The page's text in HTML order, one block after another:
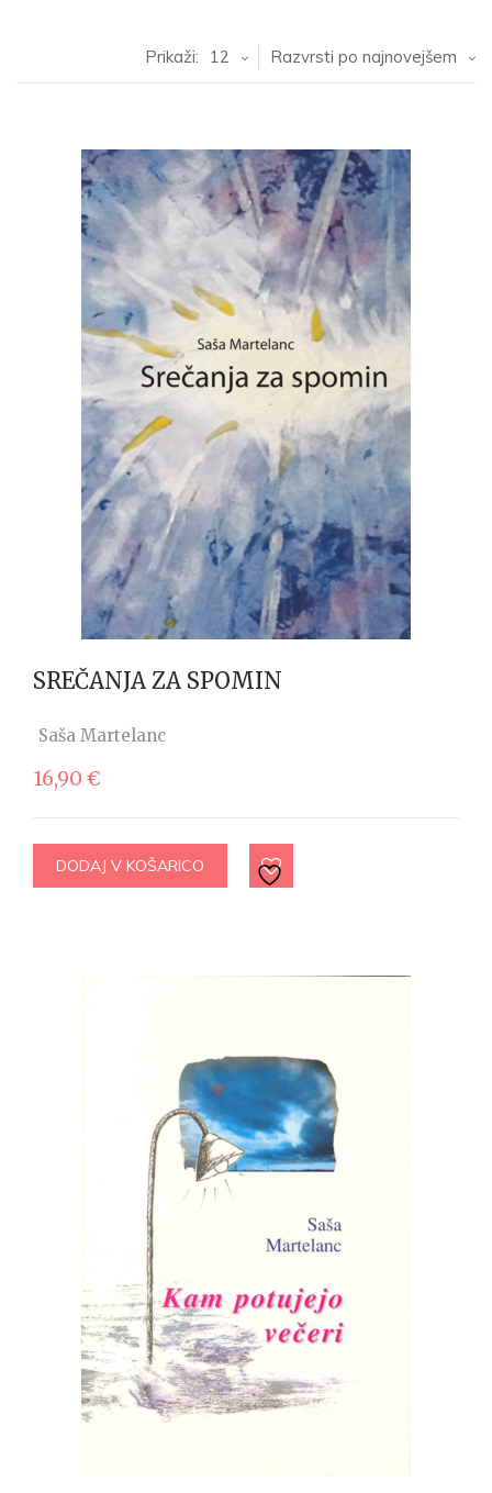
Razvrsti po najnovejšem
Prikaži: 12
SREČANJA ZA SPOMIN
Saša Martelanc
16,90 €
DODAJ V KOŠARICO